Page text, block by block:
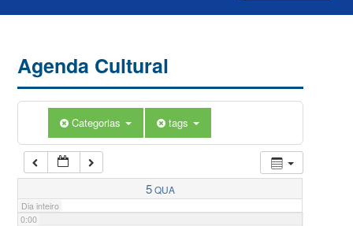
Agenda Cultural
Categorias tags
5QUA
Dia inteiro
0:00